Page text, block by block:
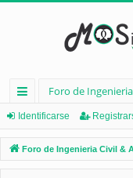
nl
ac
es
Foro de
Identificarse
Foro de Ingenieria Civil &